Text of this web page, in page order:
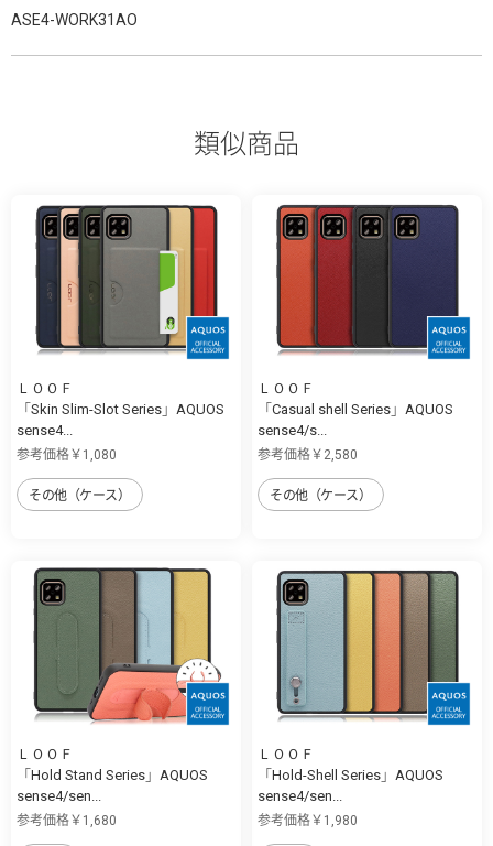
ASE4-WORK31AO
類似商品
ＬＯＯＦ
「Skin Slim-Slot Series」AQUOS
sense4...
参考価格￥1,080
その他（ケース）
ＬＯＯＦ
「Casual shell Series」AQUOS
sense4/s...
参考価格￥2,580
その他（ケース）
ＬＯＯＦ
「Hold Stand Series」AQUOS
sense4/sen...
参考価格￥1,680
ＬＯＯＦ
「Hold-Shell Series」AQUOS
sense4/sen...
参考価格￥1,980